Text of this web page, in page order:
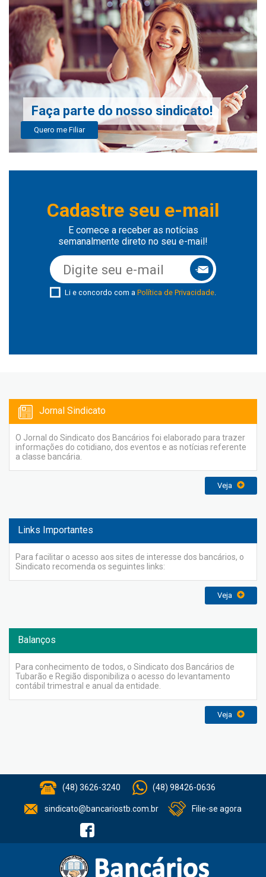
Faça parte do nosso sindicato!
Quero me Filiar
Cadastre seu e-mail
E comece a receber as notícias
semanalmente direto no seu e-mail!
Li e concordo com a Política de Privacidade.
Jornal Sindicato
O Jornal do Sindicato dos Bancários foi elaborado para trazer
informações do cotidiano, dos eventos e as notícias referente
a classe bancária.
Veja
Links Importantes
Para facilitar o acesso aos sites de interesse dos bancários, o
Sindicato recomenda os seguintes links:
Veja
Balanços
Para conhecimento de todos, o Sindicato dos Bancários de
Tubarão e Região disponibiliza o acesso do levantamento
contábil trimestral e anual da entidade.
Veja
(48) 3626-3240 (48) 98426-0636
sindicato@bancariostb.com.br Filie-se agora